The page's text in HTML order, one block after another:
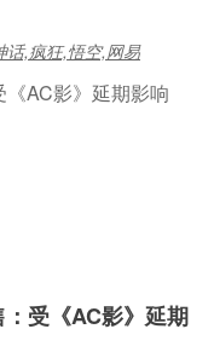
话,疯狂,悟空,网易
受《AC影》延期